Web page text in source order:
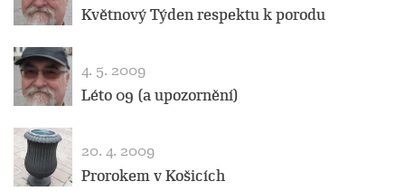
Květnový Týden respektu k porodu
4. 5. 2009
Léto 09 (a upozornění)
20. 4. 2009
Prorokem v Košicích